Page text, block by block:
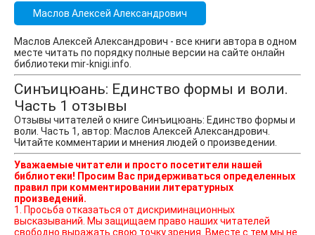
Маслов Алексей Александрович
Маслов Алексей Александрович - все книги автора в одном
месте читать по порядку полные версии на сайте онлайн
библиотеки mir-knigi.info.
Синъицюань: Единство формы и воли.
Часть 1 отзывы
Отзывы читателей о книге Синъицюань: Единство формы и
воли. Часть 1, автор: Маслов Алексей Александрович.
Читайте комментарии и мнения людей о произведении.
Уважаемые читатели и просто посетители нашей
библиотеки! Просим Вас придерживаться определенных
правил при комментировании литературных
произведений.
1. Просьба отказаться от дискриминационных
высказываний. Мы защищаем право наших читателей
свободно выражать свою точку зрения. Вместе с тем мы не